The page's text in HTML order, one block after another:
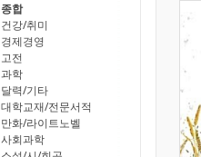
종합
건강/취미
경제경영
고전
과학
달력/기타
대학교재/전문서적
만화/라이트노벨
사회과학